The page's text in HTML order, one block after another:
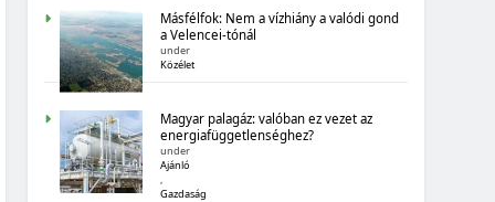
MAGYARORSZÁG SZÁMOKBAN
TIZENHAT ADATSOR A TIZENHAT ÉVRŐL
Másfélfok: Nem a vízhiány a valódi gond
a Velencei-tónál
under
Közélet
Magyar palagáz: valóban ez vezet az
energiafüggetlenséghez?
under
Ajánló
Gazdaság